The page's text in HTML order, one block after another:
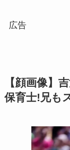
広告
【顔画像】
保育士!兄も